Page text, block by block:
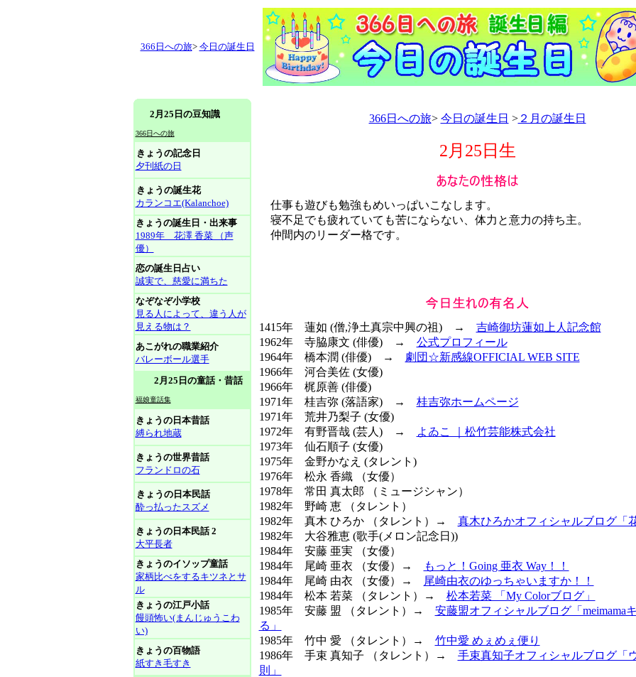
366日への旅> 今日の誕生日
2月25日の豆知識
366日への旅
きょうの記念日
夕刊紙の日
きょうの誕生花
カランコエ(Kalanchoe)
きょうの誕生日・出来事
1989年 花澤 香菜 （声
優）
恋の誕生日占い
誠実で、慈愛に満ちた
なぞなぞ小学校
見る人によって、違う人が
見える物は？
あこがれの職業紹介
バレーボール選手
2月25日の童話・昔話
福娘童話集
きょうの日本昔話
縛られ地蔵
きょうの世界昔話
フランドロの石
きょうの日本民話
酔っ払ったスズメ
きょうの日本民話 2
大平長者
きょうのイソップ童話
家柄比べをするキツネとサ
ル
きょうの江戸小話
饅頭怖い(まんじゅうこわ
い)
きょうの百物語
紙すき毛すき
366日への旅> 今日の誕生日 >２月の誕生日
2月25日生
仕事も遊びも勉強もめいっぱいこなします。
寝不足でも疲れていても苦にならない、体力と意力の持ち主。
仲間内のリーダー格です。
1415年 蓮如 (僧,浄土真宗中興の祖) → 吉崎御坊蓮如上人記念館
1962年 寺脇康文 (俳優) → 公式プロフィール
1964年 橋本潤 (俳優) → 劇団☆新感線OFFICIAL WEB SITE
1966年 河合美佐 (女優)
1966年 梶原善 (俳優)
1971年 桂吉弥 (落語家) → 桂吉弥ホームページ
1971年 荒井乃梨子 (女優)
1972年 有野晋哉 (芸人) →
よゐこ ｜松竹芸能株式会社
1973年 仙石順子 (女優)
1975年 金野かなえ (タレント)
1976年 松永 香織 （女優）
1978年 常田 真太郎 （ミュージシャン）
1982年 野崎 恵 （タレント）
1982年 真木 ひろか （タレント）→ 真木ひろかオフィシャルブログ「
1982年 大谷雅恵 (歌手(メロン記念日))
1984年 安藤 亜実 （女優）
1984年 尾崎 亜衣 （女優）→
もっと！Going 亜衣 Way！！
1984年 尾崎 由衣 （女優）→
尾崎由衣のゆっちゃいますか！！
1984年 松本 若菜 （タレント）→ 松本若菜 「My Colorブログ」
1985年 安藤 盟 （タレント）→ 安藤盟オフィシャルブログ「meimama
る」
1985年 竹中 愛 （タレント）→ 竹中愛 めぇめぇ便り
1986年 手束 真知子 （タレント）→ 手束真知子オフィシャルブログ「
則」